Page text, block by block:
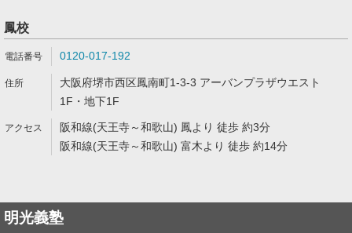
鳳校
0120-017-192
大阪府堺市西区鳳南町1-3-3 アーバンプラザウエスト
1F・地下1F
阪和線(天王寺～和歌山) 鳳より 徒歩 約3分
阪和線(天王寺～和歌山) 富木より 徒歩 約14分
明光義塾